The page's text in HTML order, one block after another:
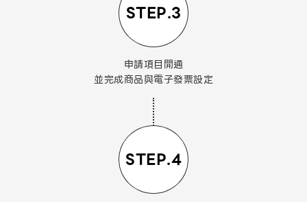
STEP.3
申請項目開通
並完成商品與電子發票設定
STEP.4